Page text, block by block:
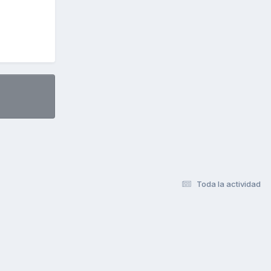
Toda la actividad